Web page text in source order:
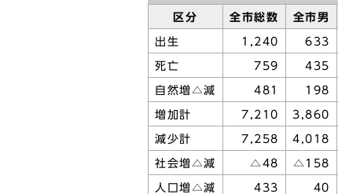
区分 全市総数 全市男
出生 1,240 633
死亡 759 435
自然増△減 481 198
増加計 7,210 3,860
減少計 7,258 4,018
社会増△減 △48 △158
人口増△減 433 40